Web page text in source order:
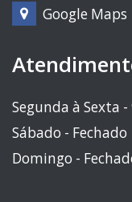
Google Maps
Segunda à Sexta -
Sábado - Fechado
Domingo -